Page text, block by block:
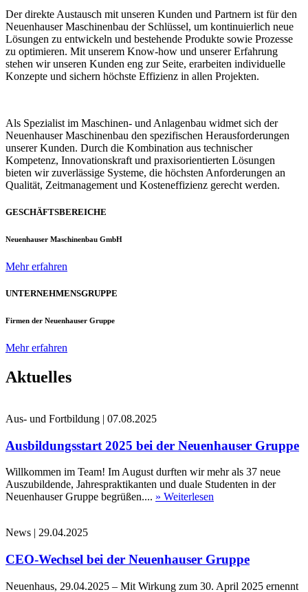
Der direkte Austausch mit unseren Kunden und Partnern ist für den
Neuenhauser Maschinenbau der Schlüssel, um kontinuierlich neue
Lösungen zu entwickeln und bestehende Produkte sowie Prozesse
zu optimieren. Mit unserem Know-how und unserer Erfahrung
stehen wir unseren Kunden eng zur Seite, erarbeiten individuelle
Konzepte und sichern höchste Effizienz in allen Projekten.
Als Spezialist im Maschinen- und Anlagenbau widmet sich der
Neuenhauser Maschinenbau den spezifischen Herausforderungen
unserer Kunden. Durch die Kombination aus technischer
Kompetenz, Innovationskraft und praxisorientierten Lösungen
bieten wir zuverlässige Systeme, die höchsten Anforderungen an
Qualität, Zeitmanagement und Kosteneffizienz gerecht werden.
GESCHÄFTSBEREICHE
Neuenhauser Maschinenbau GmbH
Mehr erfahren
UNTERNEHMENSGRUPPE
Firmen der Neuenhauser Gruppe
Mehr erfahren
Aktuelles
Aus- und Fortbildung | 07.08.2025
Ausbildungsstart 2025 bei der Neuenhauser Gruppe
Willkommen im Team! Im August durften wir mehr als 37 neue
Auszubildende, Jahrespraktikanten und duale Studenten in der
Neuenhauser Gruppe begrüßen.... » Weiterlesen
News | 29.04.2025
CEO-Wechsel bei der Neuenhauser Gruppe
Neuenhaus, 29.04.2025 – Mit Wirkung zum 30. April 2025 ernennt